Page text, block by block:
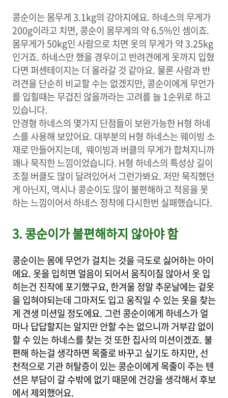
콩순이는 몸무게 3.1kg의 강아지에요. 하네스의 무게가
200g이라고 치면, 콩순이 몸무게의 약 6.5%인 셈이죠.
몸무게가 50kg인 사람으로 치면 옷의 무게가 약 3.25kg
인거죠. 하네스만 했을 경우이고 반려견에게 옷까지 입혔
다면 퍼센테이지는 더 올라갈 것 같아요. 물론 사람과 반
려견을 단순히 비교할 수는 없겠지만, 콩순이에게 무언가
를 입힐때는 무겁진 않을까라는 고려를 늘 1순위로 하고
있습니다.
안경형 하네스의 몇가지 단점들이 보완가능한 H형 하네
스를 사용해 보았어요. 대부분의 H형 하네스는 웨이빙 소
재로 만들어지는데, 웨이빙과 버클의 무게가 합쳐지니까
꽤나 묵직한 느낌이었습니다. H형 하네스의 특성상 길이
조절 버클도 많이 달려있어서 그런가봐요. 저만 묵직했던
게 아닌지, 역시나 콩순이도 많이 불편해하고 적응을 못
하는 느낌이어서 하네스 정착에 다시한번 실패했습니다.
3. 콩순이가 불편해하지 않아야 함
콩순이는 몸에 무언가 걸치는 것을 극도로 싫어하는 아이
에요. 옷을 입히면 얼음이 되어서 움직이질 않아서 옷 입
히는건 진작에 포기했구요, 한겨울 정말 추운날에는 겉옷
을 입혀야되는데 그마저도 입고 움직일 수 있는 옷을 찾는
게 견생 미션일 정도에요. 그런 콩순이에게 하네스가 얼
마나 답답할지는 알지만 안할 수는 없으니까 거부감 없이
할 수 있는 하네스를 찾는 것 또한 집사의 미션이겠죠. 불
편해 하는걸 생각하면 목줄로 바꾸고 싶기도 하지만, 선
천적으로 기관 허탈증이 있는 콩순이에게 목줄이 주는 텐
션은 부담이 갈 수밖에 없기 때문에 건강을 생각해서 후보
에서 제외했어요.